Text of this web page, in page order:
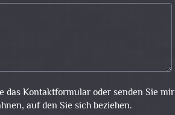
Kontaktformular oder senden Sie mir
auf den Sie sich beziehen.